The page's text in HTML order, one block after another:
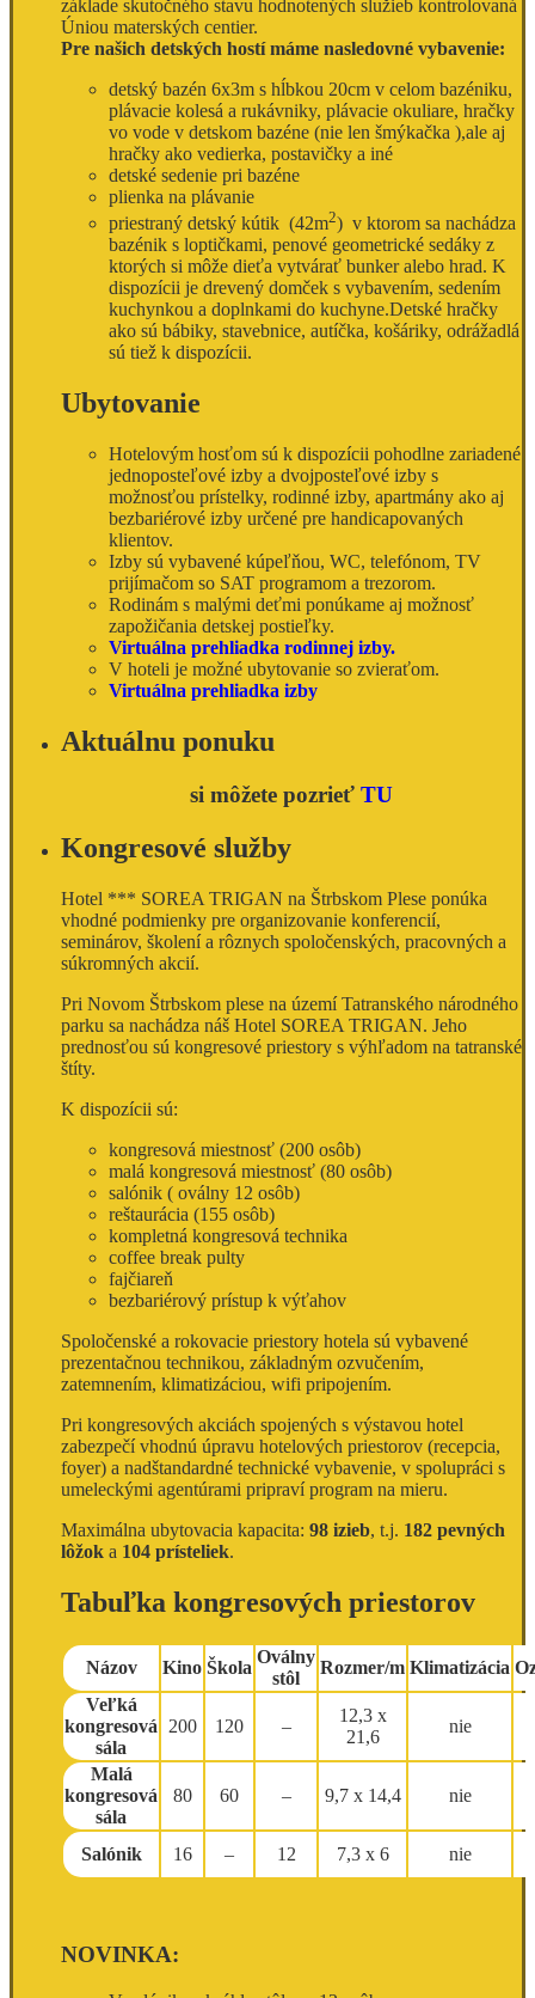
základe skutočného stavu hodnotených služieb kontrolovaná
Úniou materských centier.
Pre našich detských hostí máme nasledovné vybavenie:
detský bazén 6x3m s hĺbkou 20cm v celom bazéniku,
plávacie kolesá a rukávniky, plávacie okuliare, hračky
vo vode v detskom bazéne (nie len šmýkačka ),ale aj
hračky ako vedierka, postavičky a iné
detské sedenie pri bazéne
plienka na plávanie
priestraný detský kútik (42m2) v ktorom sa nachádza
bazénik s loptičkami, penové geometrické sedáky z
ktorých si môže dieťa vytvárať bunker alebo hrad. K
dispozícii je drevený domček s vybavením, sedením
kuchynkou a doplnkami do kuchyne.Detské hračky
ako sú bábiky, stavebnice, autíčka, košáriky, odrážadlá
sú tiež k dispozícii.
Ubytovanie
Hotelovým hosťom sú k dispozícii pohodlne zariadené
jednoposteľové izby a dvojposteľové izby s
možnosťou prístelky, rodinné izby, apartmány ako aj
bezbariérové izby určené pre handicapovaných
klientov.
Izby sú vybavené kúpeľňou, WC, telefónom, TV
prijímačom so SAT programom a trezorom.
Rodinám s malými deťmi ponúkame aj možnosť
zapožičania detskej postieľky.
Virtuálna prehliadka rodinnej izby.
V hoteli je možné ubytovanie so zvieraťom.
Virtuálna prehliadka izby
Aktuálnu ponuku
si môžete pozrieť TU
Kongresové služby
Hotel *** SOREA TRIGAN na Štrbskom Plese ponúka
vhodné podmienky pre organizovanie konferencií,
seminárov, školení a rôznych spoločenských, pracovných a
súkromných akcií.
Pri Novom Štrbskom plese na území Tatranského národného
parku sa nachádza náš Hotel SOREA TRIGAN. Jeho
prednosťou sú kongresové priestory s výhľadom na tatranské
štíty.
K dispozícii sú:
kongresová miestnosť (200 osôb)
malá kongresová miestnosť (80 osôb)
salónik ( oválny 12 osôb)
reštaurácia (155 osôb)
kompletná kongresová technika
coffee break pulty
fajčiareň
bezbariérový prístup k výťahov
Spoločenské a rokovacie priestory hotela sú vybavené
prezentačnou technikou, základným ozvučením,
zatemnením, klimatizáciou, wifi pripojením.
Pri kongresových akciách spojených s výstavou hotel
zabezpečí vhodnú úpravu hotelových priestorov (recepcia,
foyer) a nadštandardné technické vybavenie, v spolupráci s
umeleckými agentúrami pripraví program na mieru.
Maximálna ubytovacia kapacita: 98 izieb, t.j. 182 pevných
lôžok a 104 prísteliek.
Tabuľka kongresových priestorov
Názov Kino Škola
Oválny
stôl
Rozmer/m Klimatizácia
Veľká
kongresová
sála
200 120 –
12,3 x
21,6
nie
Malá
kongresová
sála
80 60 – 9,7 x 14,4 nie
Salónik 16 – 12 7,3 x 6 nie
NOVINKA: